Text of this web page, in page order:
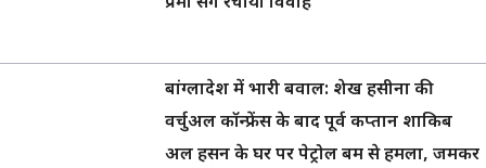
बांग्लादेश में भारी बवाल: शेख हसीना की
वर्चुअल कॉन्फ्रेंस के बाद पूर्व कप्तान शाकिब
अल हसन के घर पर पेट्रोल बम से हमला, जमकर